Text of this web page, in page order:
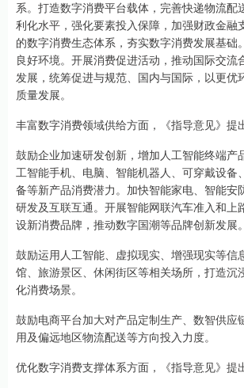
系。打造数字消费平台载体，完善快递物流配
利化水平，强化要素投入保障，加强财政金融
的数字消费生态体系，夯实数字消费发展基础
良好环境。开展消费促进活动，推动国际交流
发展，统筹促进与规范、国内与国际，以更优
质量发展。
丰富数字消费领域供给方面，《指导意见》提
鼓励企业加速研发创新，增加人工智能终端产
工智能手机、电脑、智能机器人、可穿戴设备
备等新产品消费潜力。加快智能家电、智能安
研发及互联互通。开展智能网联汽车准入和上
设新消费品牌，推动数字国潮等品牌创新发展。
鼓励运用人工智能、虚拟现实、增强现实等信
馆、旅游景区、休闲街区等相关场所，打造沉
化消费场景。
鼓励电商平台加大对产品定制生产、数智供应
用及偏远地区物流配送等方向投入力度。
优化数字消费支撑体系方面，《指导意见》提